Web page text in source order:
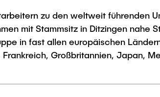
zu den weltweit führenden
mit Stammsitz in Ditzingen nahe
in fast allen europäischen
Großbritannien, Japan,